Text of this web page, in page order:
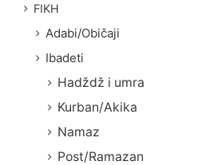
FIKH
Adabi/Običaji
Ibadeti
Hadždž i umra
Kurban/Akika
Namaz
Post/Ramazan